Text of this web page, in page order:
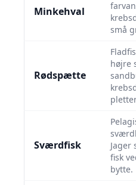
Minkehval
små
Rødspætte
højre
Sværdfisk
Jager
fisk
bytte.